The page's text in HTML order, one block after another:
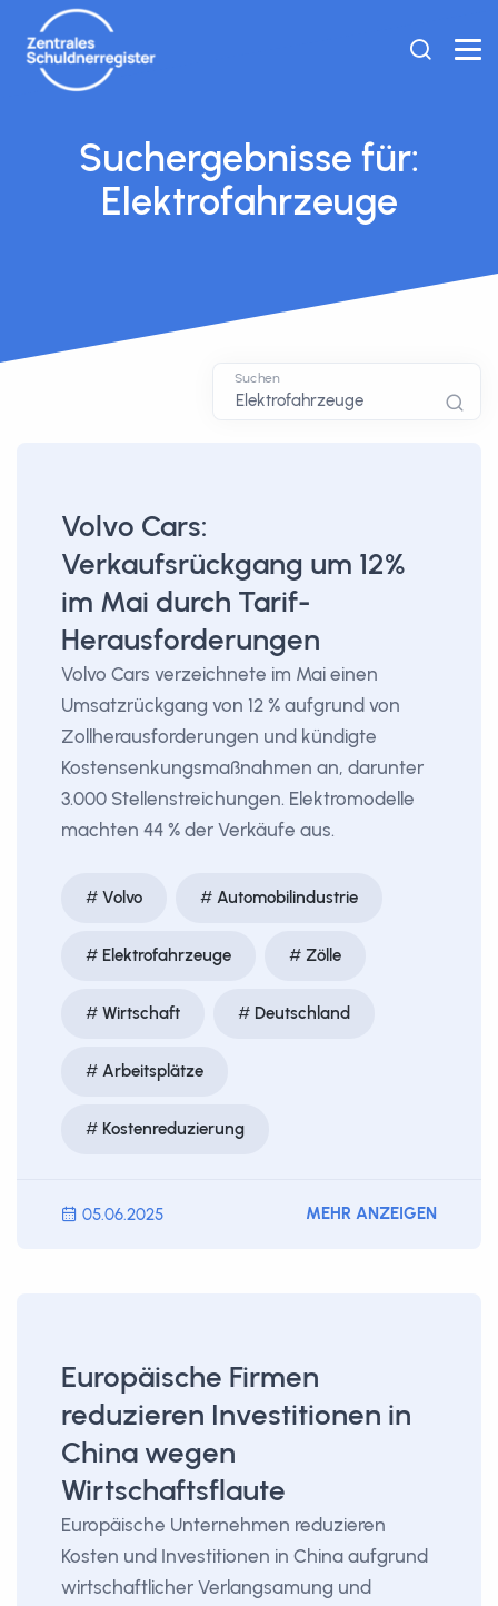
Suchergebnisse für:
Elektrofahrzeuge
Suchen
Volvo Cars:
Verkaufsrückgang um 12%
im Mai durch Tarif-
Herausforderungen
Volvo Cars verzeichnete im Mai einen
Umsatzrückgang von 12 % aufgrund von
Zollherausforderungen und kündigte
Kostensenkungsmaßnahmen an, darunter
3.000 Stellenstreichungen. Elektromodelle
machten 44 % der Verkäufe aus.
Volvo Automobilindustrie
Elektrofahrzeuge Zölle
Wirtschaft Deutschland
Arbeitsplätze
Kostenreduzierung
05.06.2025 MEHR ANZEIGEN
Europäische Firmen
reduzieren Investitionen in
China wegen
Wirtschaftsflaute
Europäische Unternehmen reduzieren
Kosten und Investitionen in China aufgrund
wirtschaftlicher Verlangsamung und